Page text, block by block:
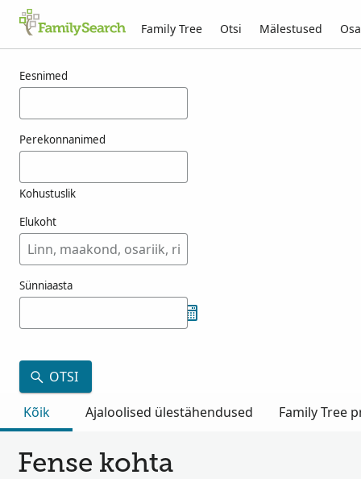
Family Tree Otsi Mälestused
Eesnimed
Perekonnanimed
Kohustuslik
Elukoht
Sünniaasta
OTSI
Kõik
Ajaloolised ülestähendused Family Tree
Fense kohta